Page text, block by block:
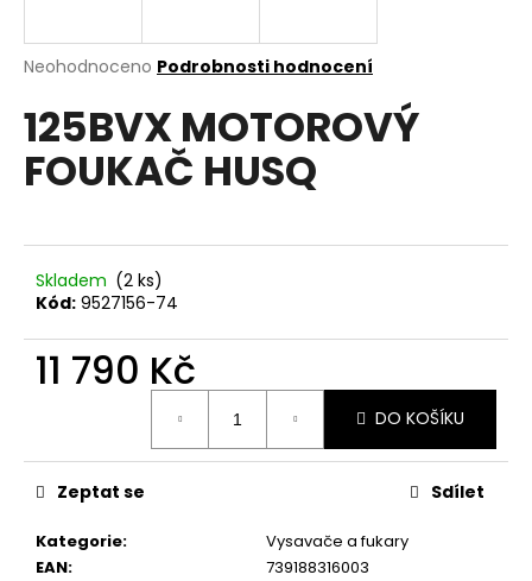
Průměrné
produktu
0,0
Neohodnoceno Podrobnosti hodnocení
125BVX MOTOROVÝ
FOUKAČ HUSQ
Skladem (2 ks)
Kód: 9527156-74
11 790 Kč
DO KOŠÍKU
Kategorie:
Vysavače a fukary
EAN: 739188316003
Zeptat se Sdílet
j
t
?
o
č
u